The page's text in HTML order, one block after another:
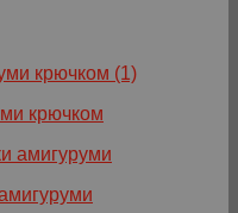
крючком